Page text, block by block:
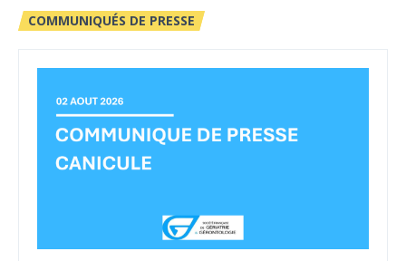
COMMUNIQUÉS DE PRESSE